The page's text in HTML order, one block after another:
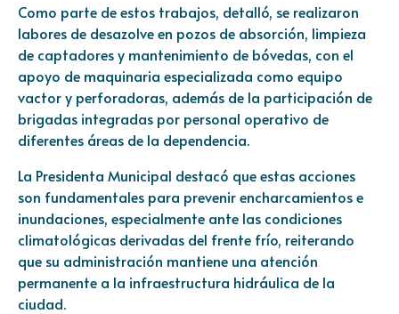
Como parte de estos trabajos, detalló, se realizaron
labores de desazolve en pozos de absorción, limpieza
de captadores y mantenimiento de bóvedas, con el
apoyo de maquinaria especializada como equipo
vactor y perforadoras, además de la participación de
brigadas integradas por personal operativo de
diferentes áreas de la dependencia.
La Presidenta Municipal destacó que estas acciones
son fundamentales para prevenir encharcamientos e
inundaciones, especialmente ante las condiciones
climatológicas derivadas del frente frío, reiterando
que su administración mantiene una atención
permanente a la infraestructura hidráulica de la
ciudad.